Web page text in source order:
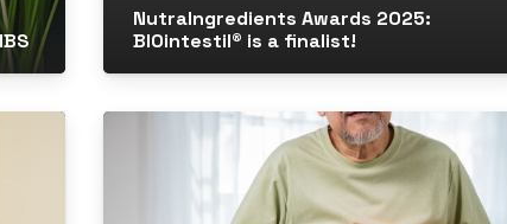
NutraIngredients Awards 2025:
BIOintestil® is a finalist!